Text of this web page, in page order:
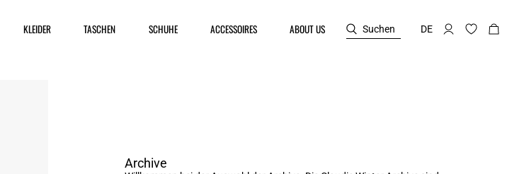
KLEIDER TASCHEN SCHUHE ACCESSOIRES ABOUT US Suchen DE
Archive